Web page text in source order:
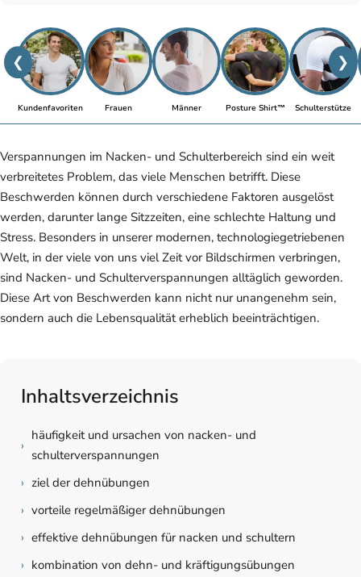
❮ ❯
Kundenfavoriten Frauen Männer Posture Shirt™ Schulterstütze
Verspannungen im Nacken- und Schulterbereich sind ein weit
verbreitetes Problem, das viele Menschen betrifft. Diese
Beschwerden können durch verschiedene Faktoren ausgelöst
werden, darunter lange Sitzzeiten, eine schlechte Haltung und
Stress. Besonders in unserer modernen, technologiegetriebenen
Welt, in der viele von uns viel Zeit vor Bildschirmen verbringen,
sind Nacken- und Schulterverspannungen alltäglich geworden.
Diese Art von Beschwerden kann nicht nur unangenehm sein,
sondern auch die Lebensqualität erheblich beeinträchtigen.
Inhaltsverzeichnis
›
häufigkeit und ursachen von nacken- und
schulterverspannungen
› ziel der dehnübungen
› vorteile regelmäßiger dehnübungen
› effektive dehnübungen für nacken und schultern
› kombination von dehn- und kräftigungsübungen